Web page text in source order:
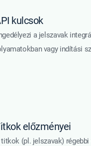
kulcsok
a jelszavak
vagy indítási
előzményei
(pl. jelszavak) régebbi